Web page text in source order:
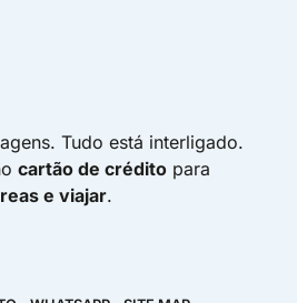
Tudo está interligado.
cartão de crédito para
e viajar.